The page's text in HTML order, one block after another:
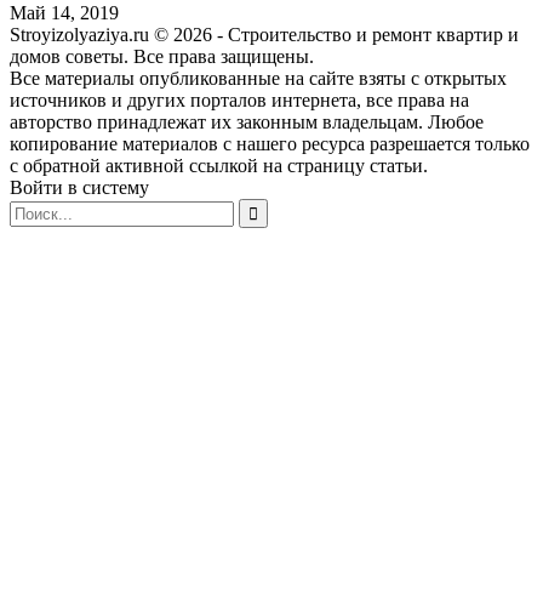
Май 14, 2019
Stroyizolyaziya.ru © 2026 - Строительство и ремонт квартир и
домов советы. Все права защищены.
Все материалы опубликованные на сайте взяты с открытых
источников и других порталов интернета, все права на
авторство принадлежат их законным владельцам. Любое
копирование материалов с нашего ресурса разрешается только
с обратной активной ссылкой на страницу статьи.
Войти в систему